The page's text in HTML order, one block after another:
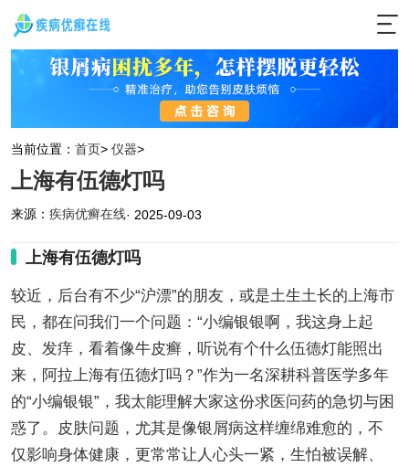
当前位置： 首页> 仪器>
上海有伍德灯吗
来源： 疾病优癣在线· 2025-09-03
上海有伍德灯吗
较近，后台有不少“沪漂”的朋友，或是土生土长的上海市
民，都在问我们一个问题：“小编银银啊，我这身上起
皮、发痒，看着像牛皮癣，听说有个什么伍德灯能照出
来，阿拉上海有伍德灯吗？”作为一名深耕科普医学多年
的“小编银银”，我太能理解大家这份求医问药的急切与困
惑了。皮肤问题，尤其是像银屑病这样缠绵难愈的，不
仅影响身体健康，更常常让人心头一紧，生怕被误解、